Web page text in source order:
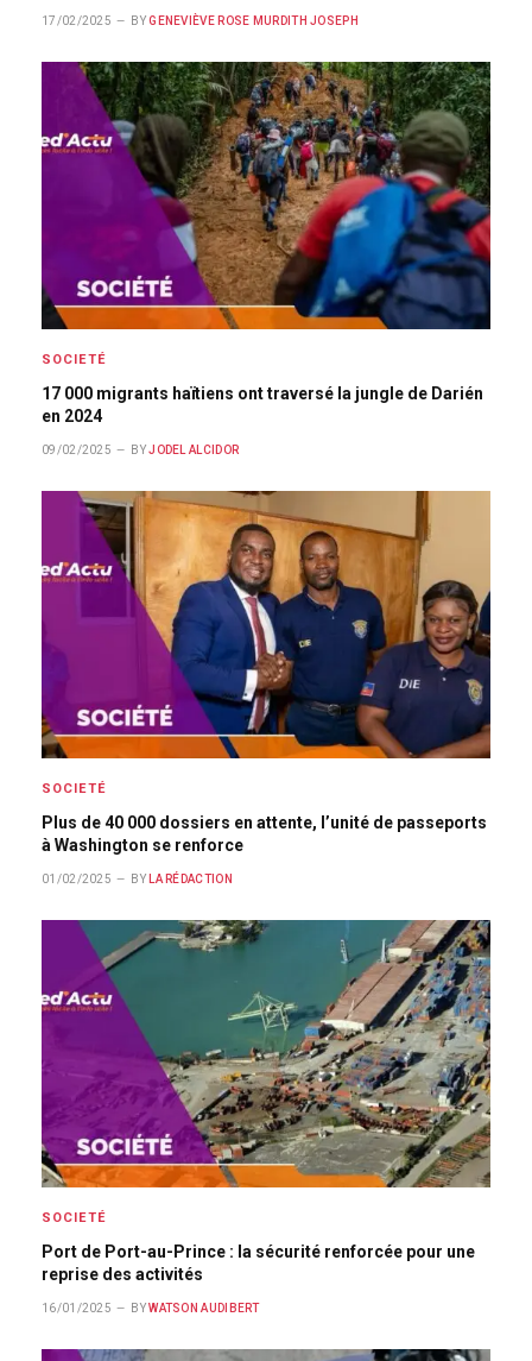
17/02/2025 BY GENEVIÈVE ROSE MURDITH JOSEPH
SOCIETÉ
17 000 migrants haïtiens ont traversé la jungle de Darién
en 2024
09/02/2025 BY JODEL ALCIDOR
SOCIETÉ
Plus de 40 000 dossiers en attente, l’unité de passeports
à Washington se renforce
01/02/2025 BY LA RÉDACTION
SOCIETÉ
Port de Port-au-Prince : la sécurité renforcée pour une
reprise des activités
16/01/2025 BY WATSON AUDIBERT